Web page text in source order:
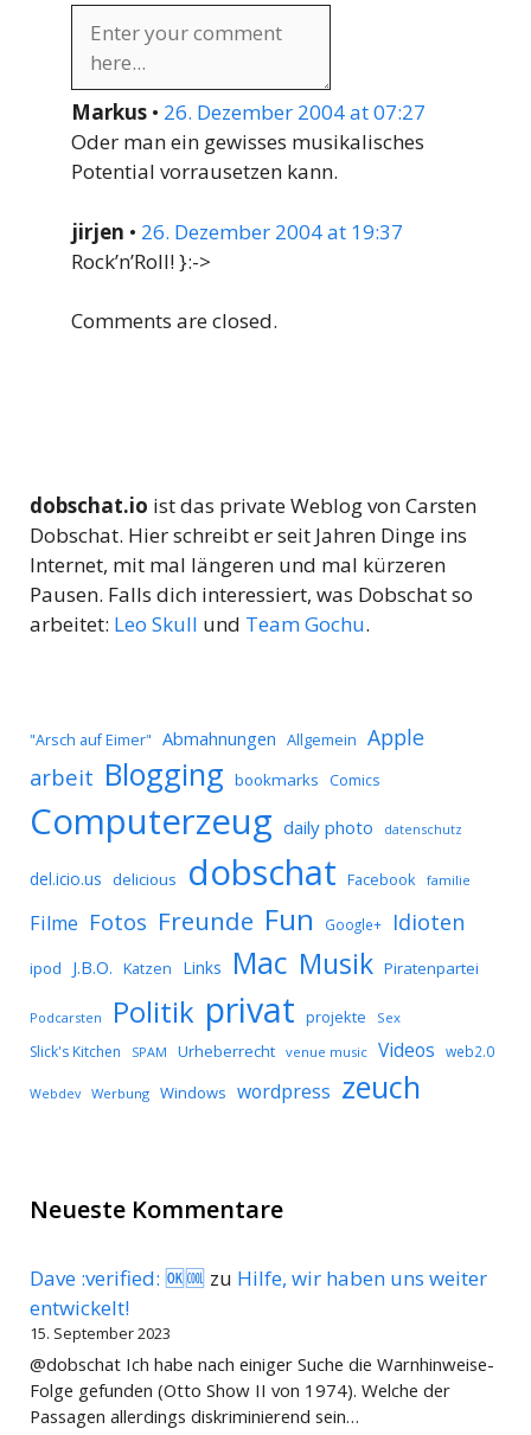
Markus • 26. Dezember 2004 at 07:27
Oder man ein gewisses musikalisches
Potential vorrausetzen kann.
jirjen • 26. Dezember 2004 at 19:37
Rock’n’Roll! }:->
Comments are closed.
dobschat.io ist das private Weblog von Carsten
Dobschat. Hier schreibt er seit Jahren Dinge ins
Internet, mit mal längeren und mal kürzeren
Pausen. Falls dich interessiert, was Dobschat so
arbeitet: Leo Skull und Team Gochu.
"Arsch auf Eimer" Abmahnungen Allgemein Apple
arbeit Blogging bookmarks Comics
Computerzeug daily photo datenschutz
del.icio.us delicious dobschat Facebook familie
Filme Fotos Freunde Fun Google+ Idioten
ipod J.B.O. Katzen Links Mac Musik Piratenpartei
Podcarsten Politik privat projekte Sex
Slick's Kitchen SPAM Urheberrecht venue music Videos web2.0
Webdev Werbung Windows wordpress zeuch
Neueste Kommentare
Dave :verified: 🆗🆒 zu Hilfe, wir haben uns weiter
entwickelt!
15. September 2023
@dobschat Ich habe nach einiger Suche die Warnhinweise-
Folge gefunden (Otto Show II von 1974). Welche der
Passagen allerdings diskriminierend sein…